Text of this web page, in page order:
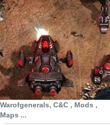
Warofgenerals, C&C , Mods ,
Maps ...